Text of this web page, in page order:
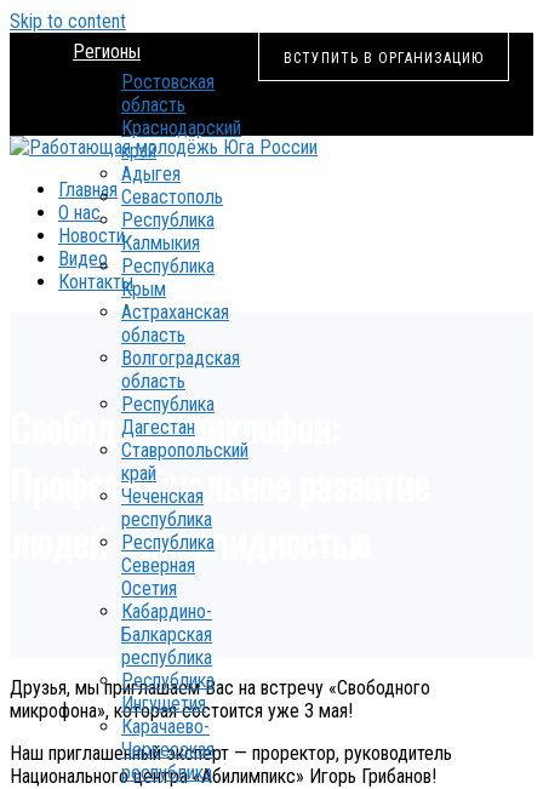
Skip to content
ВСТУПИТЬ В ОРГАНИЗАЦИЮ
Регионы
Ростовская
область
Краснодарский
край
Адыгея
Севастополь
Республика
Калмыкия
Республика
Крым
Астраханская
область
Волгоградская
область
Республика
Дагестан
Ставропольский
край
Чеченская
республика
Республика
Северная
Осетия
Кабардино-
Балкарская
республика
Республика
Ингушетия
Карачаево-
Черкесская
республика
Главная
О нас
Новости
Видео
Контакты
Свободный микрофон:
Профессиональное развитие
людей с инвалидностью
Друзья, мы приглашаем Вас на встречу «Свободного
микрофона», которая состоится уже 3 мая!
Наш приглашенный эксперт — проректор, руководитель
Национального центра «Абилимпикс» Игорь Грибанов!